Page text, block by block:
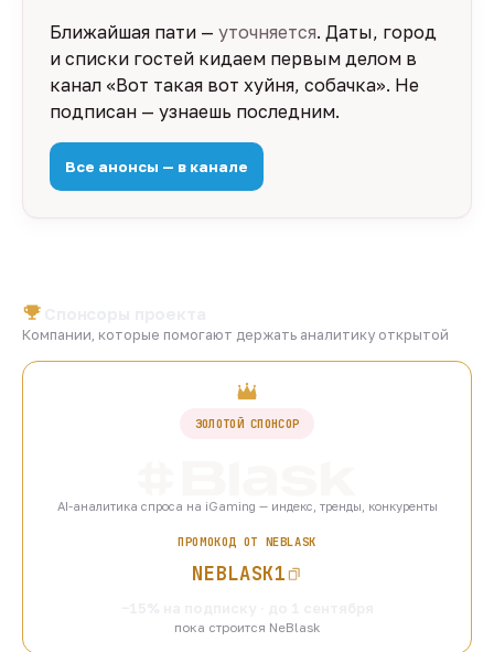
Ближайшая пати — уточняется. Даты, город
и списки гостей кидаем первым делом в
канал «Вот такая вот хуйня, собачка». Не
подписан — узнаешь последним.
Все анонсы — в канале
Компании, которые помогают держать аналитику открытой
ЗОЛОТОЙ СПОНСОР
AI-аналитика спроса на iGaming — индекс, тренды, конкуренты
ПРОМОКОД ОТ NEBLASK
NEBLASK1
пока строится NeBlask